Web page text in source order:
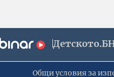
Общи условия за